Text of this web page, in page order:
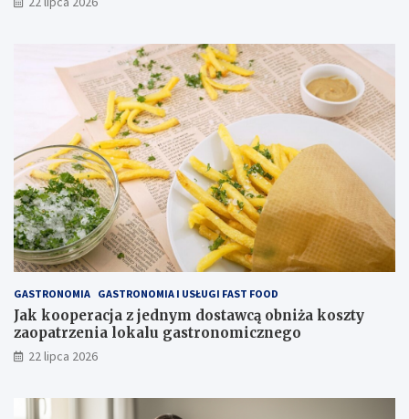
GASTRONOMIA GASTRONOMIA I USŁUGI FAST FOOD
Jak kooperacja z jednym dostawcą obniża koszty
zaopatrzenia lokalu gastronomicznego
22 lipca 2026